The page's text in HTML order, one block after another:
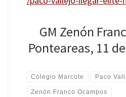
GM Zenón
Ponteareas, 11
Colegio Marcote Paco
Zenón Franco Ocampos